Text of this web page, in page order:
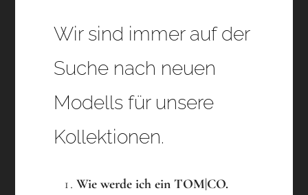
Wir sind immer auf der
Suche nach neuen
Modells für unsere
Kollektionen.
Wie werde ich ein TOM|CO.